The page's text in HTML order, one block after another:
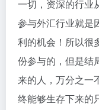
一切，资深的行业
参与外汇行业就是
利的机会！所以很
份参与的，但是结
来的人，万分之一
终能够生存下来的